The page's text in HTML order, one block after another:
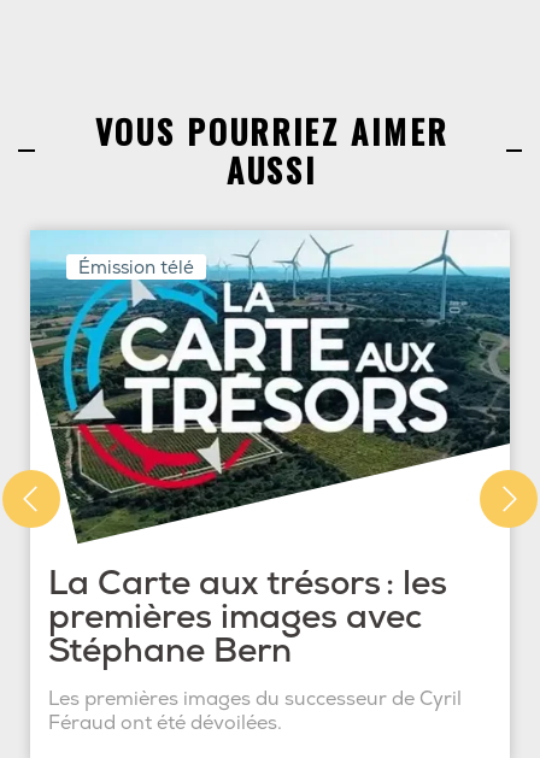
VOUS POURRIEZ AIMER
AUSSI
Émission télé
La Carte aux trésors : les
premières images avec
Stéphane Bern
Les premières images du successeur de Cyril
Féraud ont été dévoilées.